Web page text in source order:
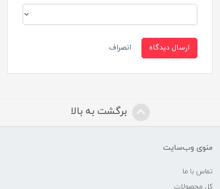
ارسال دیدگاه انصراف
برگشت به بالا
منوی وب‌سایت
تماس با ما
کل محصولات